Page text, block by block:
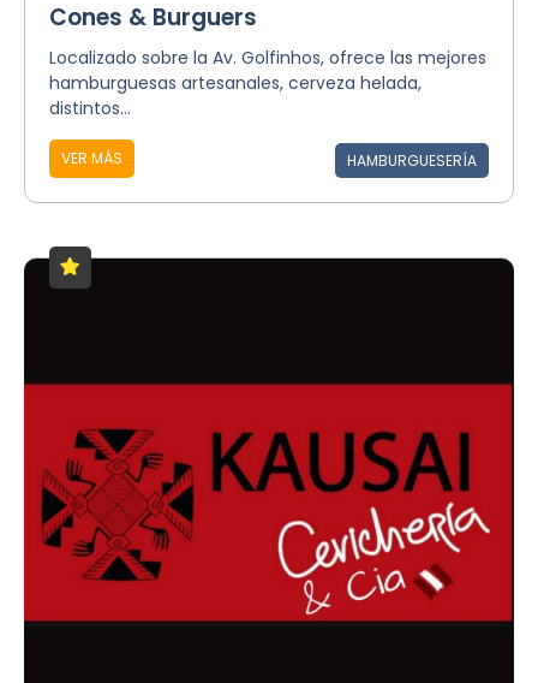
Cones & Burguers
Localizado sobre la Av. Golfinhos, ofrece las mejores
hamburguesas artesanales, cerveza helada,
distintos...
VER MÁS HAMBURGUESERÍA